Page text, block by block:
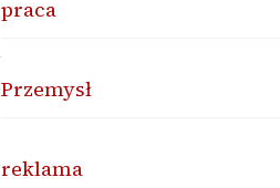
praca
Przemysł
reklama